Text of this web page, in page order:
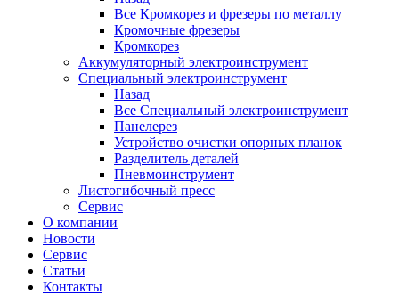
Все Кромкорез и фрезеры по металлу
Кромочные фрезеры
Кромкорез
Аккумуляторный электроинструмент
Специальный электроинструмент
Назад
Все Специальный электроинструмент
Панелерез
Устройство очистки опорных планок
Разделитель деталей
Пневмоинструмент
Листогибочный пресс
Сервис
О компании
Новости
Сервис
Статьи
Контакты